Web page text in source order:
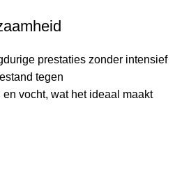
prestaties zonder intensief
tegen
vocht, wat het ideaal maakt